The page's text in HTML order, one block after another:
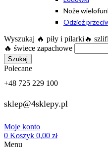
Noże
Odzież
Wyszukaj 🔥 piły i pilarki 🔥
🔥 świece zapachowe
Szukaj
Polecane
+48 725 229 100
sklep@4sklepy.pl
Moje konto
0 Koszyk 0,00 zł
Menu